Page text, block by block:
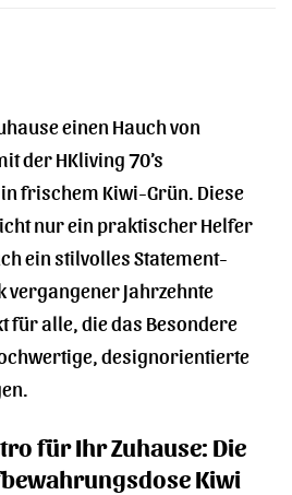
einen Hauch von
der HKliving 70’s
frischem Kiwi-Grün. Diese
nur ein praktischer Helfer
ein stilvolles Statement-
vergangener Jahrzehnte
für alle, die das Besondere
designorientierte
für Ihr Zuhause: Die
Kiwi